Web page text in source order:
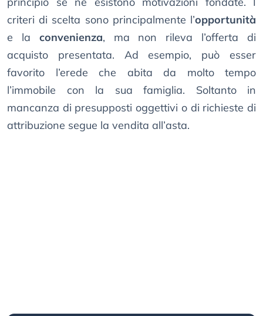
criteri di scelta sono principalmente l’opportunità
e la convenienza, ma non rileva l’offerta di
acquisto presentata. Ad esempio, può esser
favorito l’erede che abita da molto tempo
l’immobile con la sua famiglia. Soltanto in
mancanza di presupposti oggettivi o di richieste di
attribuzione segue la vendita all’asta.